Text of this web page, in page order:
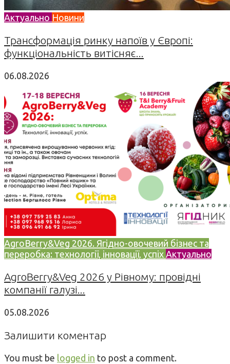
Актуально Новини
Трансформація ринку напоїв у Європі:
функціональність витісняє...
06.08.2026
AgroBerry&Veg 2026. Ягідно-овочевий бізнес та
переробка: технології, інновації, успіх Актуально
AgroBerry&Veg 2026 у Рівному: провідні
компанії галузі...
05.08.2026
Залишити коментар
You must be logged in to post a comment.